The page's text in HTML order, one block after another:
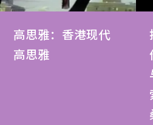
高思雅：香港现代
高思雅